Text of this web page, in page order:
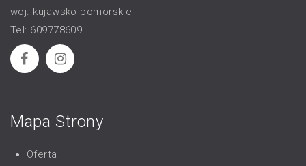
woj. kujawsko-pomorskie
Tel: 609778609
Mapa Strony
Oferta